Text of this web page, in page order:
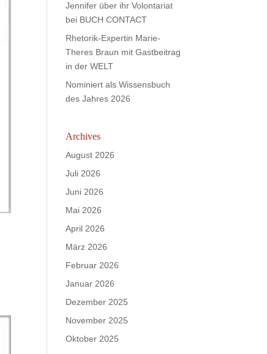
Jennifer über ihr Volontariat
bei BUCH CONTACT
Rhetorik-Expertin Marie-
Theres Braun mit Gastbeitrag
in der WELT
Nominiert als Wissensbuch
des Jahres 2026
Archives
August 2026
Juli 2026
Juni 2026
Mai 2026
April 2026
März 2026
Februar 2026
Januar 2026
Dezember 2025
November 2025
Oktober 2025